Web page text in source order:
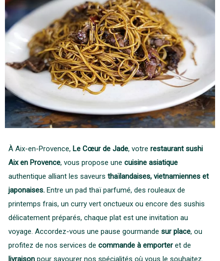
À Aix-en-Provence,Le Cœur de Jade, votre restaurant sushi
Aix en Provence, vous propose une cuisine asiatique
authentique alliant les saveurs thaïlandaises, vietnamiennes et
japonaises.Entre un pad thaï parfumé, des rouleaux de
printemps frais, un curry vert onctueux ou encore des sushis
délicatement préparés, chaque plat est une invitation au
voyage. Accordez-vous une pause gourmande sur place, ou
profitez de nos services de commande à emporteret de
livraisonpour savourer nos spécialités où vous le souhaitez.